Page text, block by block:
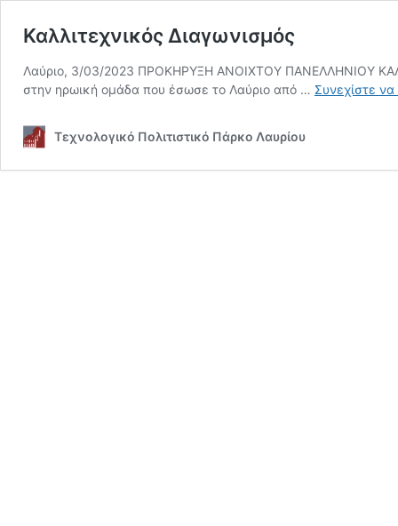
Καλλιτεχνικός Διαγωνισμός
Λαύριο, 3/03/2023 ΠΡΟΚΗΡΥΞΗ ΑΝΟΙΧΤΟΥ ΠΑΝΕΛΛΗΝΙΟΥ
στην ηρωική ομάδα που έσωσε το Λαύριο από … Συνεχίστε
Τεχνολογικό Πολιτιστικό Πάρκο Λαυρίου